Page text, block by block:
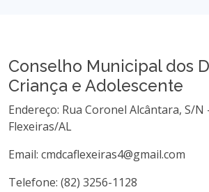
Conselho Municipal dos
Criança e Adolescente
Endereço: Rua Coronel Alcântara, S/N
Flexeiras/AL
Email: cmdcaflexeiras4@gmail.com
Telefone: (82) 3256-1128